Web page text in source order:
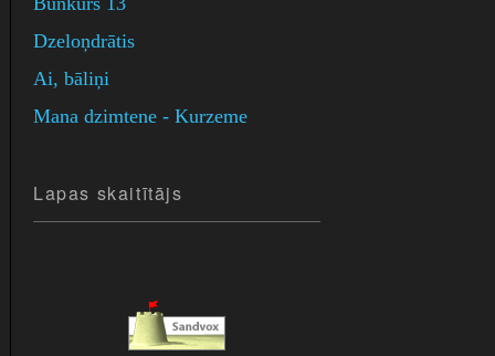
Dzeloņdrātis
Ai, bāliņi
Mana dzimtene - Kurzeme
Lapas skaitītājs